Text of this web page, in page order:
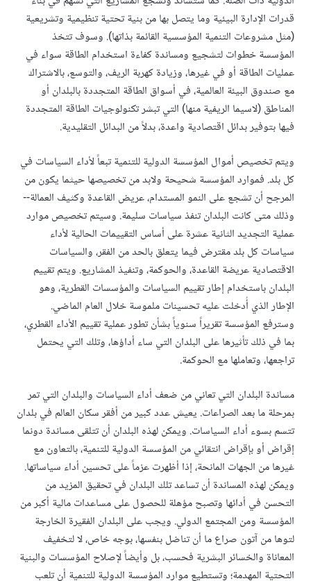
قدرات الإدارة البيئية وما يتصل بها من بنية تحتية تنظيمية وتشريعية
(مثل مشروعات التنمية المؤسسية القائمة بذاتها). وسوف تتخذ
المؤسسة خطوات لتشجيع ومساندة كفاءة استخدام الطاقة سواء في
عمليات الطاقة أو في غيرها، وزيادة كهربة الريف، والتوسع، بالاشتراك
مع صندوق البيئة العالمية، في أسواق الطاقة المتجددة بالبلدان أو
المناطق (لاسيما الريفية منها) التي تبشر تكنولوجيات الطاقة المتجددة
فيها بتوفير بدائل اقتصادية واعدة، بدلاً من البدائل التقليدية.
ويتم تخصيص أموال المؤسسة الدولية للتنمية تبعاً لأداء السياسات في
كل بلد. فموارد المؤسسة شحيحة ولابد من تخصيصها حيثما يكون من
المرجح أن تشجع على النمو المستدام، عريض القاعدة وكثيف العمالة--
وذلك متى كانت البلدان تنفذ سياسات سليمة. وسيتم تخصيص موارد
عملية التجديد الثانية عشرة على أساس التقييمات الحالية لأداء
سياسات كل بلد مقترض فيما يتعلق بالحد من الفقر، والسياسات
الاقتصادية عريضة القاعدة، والحوكمة، وتنفيذ المشاريع. ويتم تقييم
البلدان باستخدام إطار تقييم السياسات والمؤسسات القطرية، وهو
الإطار الذي أُدخلت عليه تحسينات ملموسة خلال العام الماضي.
وسترفع المؤسسة تقريراً سنوياً بشأن تطور عملية تقييم الأداء القطري،
بما في ذلك تأثيرها على البلدان التي ساء أداؤها، وتلك التي يحتمل
تراجعها، وتعاملها مع الحوكمة.
مساندة البلدان التي تعاني من ضعف أداء السياسات والبلدان التي تمر
بمرحلة ما بعد الصراعات. يعيش عدد كبير من أفقر سكان العالم في بلدان
تتسم بسوء أداء السياسات. ويمكن لهذه البلدان أن تتلقى مساندة دونما
إقراض أو بإقراض انتقائي من المؤسسة الدولية للتنمية، بالتعاون مع
غيرها من الجهات المانحة، إذا أظهرت عزماً على تحسين أداء سياساتها.
ويمكن لهذه المساندة أن تساعد تلك البلدان في تحقيق المزيد من
التحسن في أدائها وتصبح مؤهلة للحصول على مساعدات مالية أكبر من
المؤسسة ومن المجتمع الدولي. ويجب على البلدان الفقيرة الخارجة
لتوها من آتون صراع ما أن تناضل بنفسها، بوجه خاص، لا لتخفيف
المعاناة والخسائر البشرية فحسب، بل وأيضاً لإصلاح المؤسسات والبنية
التحتية المهدمة؛ وتستطيع موارد المؤسسة الدولية للتنمية أن تلعب